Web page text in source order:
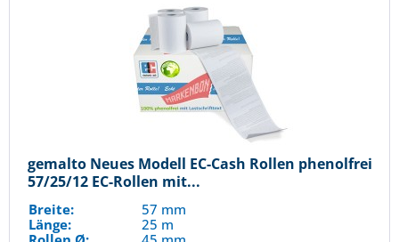
gemalto Neues Modell EC-Cash Rollen phenolfrei
57/25/12 EC-Rollen mit...
Breite:
57 mm
Länge:
25 m